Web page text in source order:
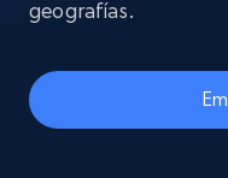
geografías.